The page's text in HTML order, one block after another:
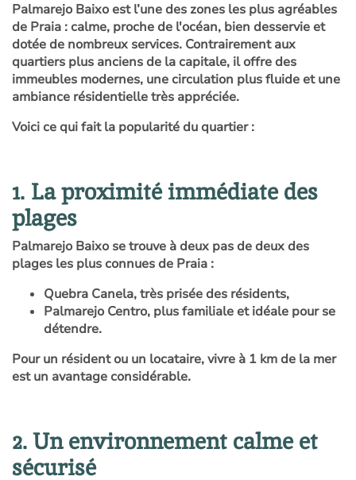
Palmarejo Baixo est l’une des zones les plus agréables
de Praia : calme, proche de l'océan, bien desservie et
dotée de nombreux services. Contrairement aux
quartiers plus anciens de la capitale, il offre des
immeubles modernes, une circulation plus fluide et une
ambiance résidentielle très appréciée.
Voici ce qui fait la popularité du quartier :
1. La proximité immédiate des
plages
Palmarejo Baixo se trouve à deux pas de deux des
plages les plus connues de Praia :
Quebra Canela, très prisée des résidents,
Palmarejo Centro, plus familiale et idéale pour se
détendre.
Pour un résident ou un locataire, vivre à 1 km de la mer
est un avantage considérable.
2. Un environnement calme et
sécurisé